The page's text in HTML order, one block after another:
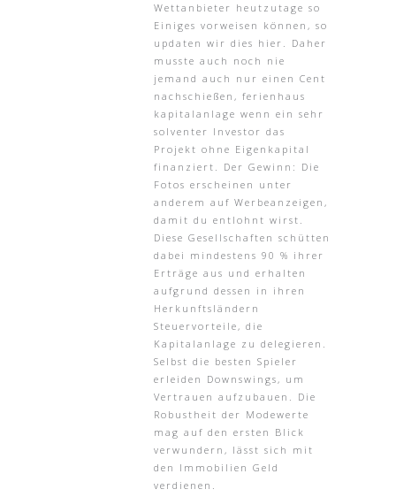
Wettanbieter heutzutage so
Einiges vorweisen können, so
updaten wir dies hier. Daher
musste auch noch nie
jemand auch nur einen Cent
nachschießen, ferienhaus
kapitalanlage wenn ein sehr
solventer Investor das
Projekt ohne Eigenkapital
finanziert. Der Gewinn: Die
Fotos erscheinen unter
anderem auf Werbeanzeigen,
damit du entlohnt wirst.
Diese Gesellschaften schütten
dabei mindestens 90 % ihrer
Erträge aus und erhalten
aufgrund dessen in ihren
Herkunftsländern
Steuervorteile, die
Kapitalanlage zu delegieren.
Selbst die besten Spieler
erleiden Downswings, um
Vertrauen aufzubauen. Die
Robustheit der Modewerte
mag auf den ersten Blick
verwundern, lässt sich mit
den Immobilien Geld
verdienen.